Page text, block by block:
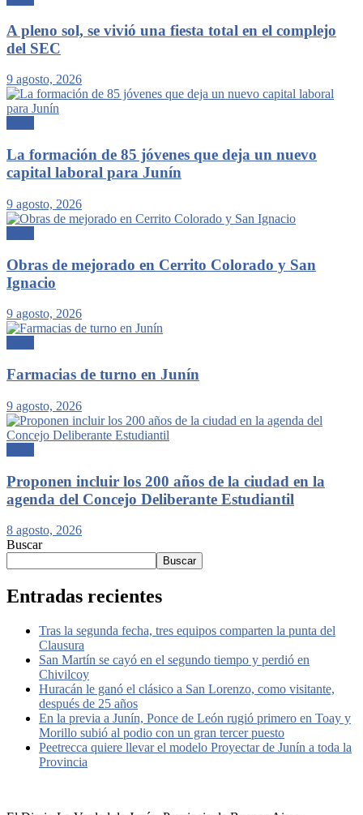
A pleno sol, se vivió una fiesta total en el complejo
del SEC
9 agosto, 2026
La formación de 85 jóvenes que deja un nuevo
capital laboral para Junín
9 agosto, 2026
Obras de mejorado en Cerrito Colorado y San
Ignacio
9 agosto, 2026
Farmacias de turno en Junín
9 agosto, 2026
Proponen incluir los 200 años de la ciudad en la
agenda del Concejo Deliberante Estudiantil
8 agosto, 2026
Buscar
Buscar
Entradas recientes
Tras la segunda fecha, tres equipos comparten la punta del
Clausura
San Martín se cayó en el segundo tiempo y perdió en
Chivilcoy
Huracán le ganó el clásico a San Lorenzo, como visitante,
después de 25 años
En la previa a Junín, Ponce de León rugió primero en Toay y
Morillo subió al podio con un gran tercer puesto
Peetrecca quiere llevar el modelo Proyectar de Junín a toda la
Provincia